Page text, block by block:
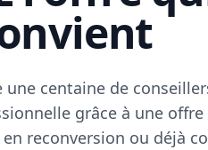
une centaine de
grâce à une
reconversion ou déjà